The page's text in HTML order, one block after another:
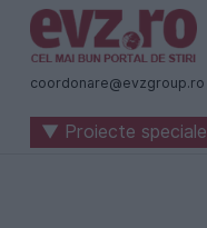
Știri
naționale
internaționale
coordonare@evzgroup.ro
▼ Proiecte speciale